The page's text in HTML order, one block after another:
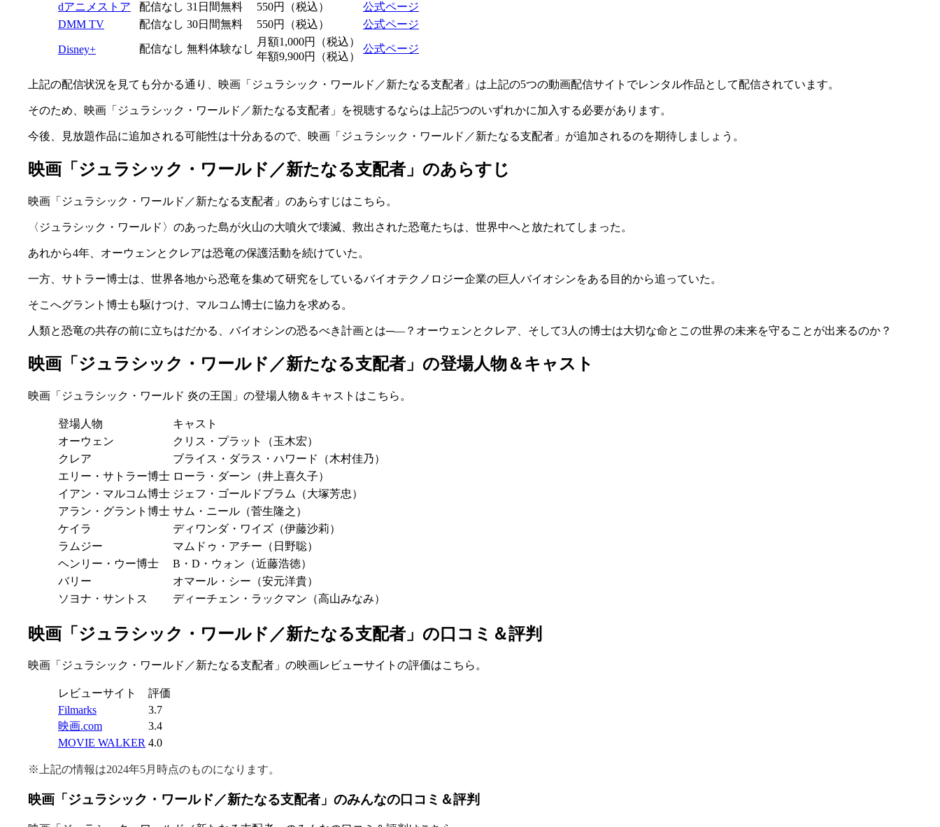
dアニメストア
配信なし 31日間無料 550円（税込）
公式ページ
DMM TV
配信なし 30日間無料 550円（税込） 公式ページ
Disney+ 配信なし 無料体験なし
月額1,000円（税込）
年額9,900円（税込）
公式ページ
上記の配信状況を見ても分かる通り、映画「ジュラシック・ワールド／新たなる支配者」は上記の5つの動画配信サイトでレンタル作品として配信されています。
そのため、映画「ジュラシック・ワールド／新たなる支配者」を視聴するならは上記5つのいずれかに加入する必要があります。
今後、見放題作品に追加される可能性は十分あるので、映画「ジュラシック・ワールド／新たなる支配者」が追加されるのを期待しましょう。
映画「ジュラシック・ワールド／新たなる支配者」のあらすじ
映画「ジュラシック・ワールド／新たなる支配者」のあらすじはこちら。
〈ジュラシック・ワールド〉のあった島が火山の大噴火で壊滅、救出された恐竜たちは、世界中へと放たれてしまった。
あれから4年、オーウェンとクレアは恐竜の保護活動を続けていた。
一方、サトラー博士は、世界各地から恐竜を集めて研究をしているバイオテクノロジー企業の巨人バイオシンをある目的から追っていた。
そこへグラント博士も駆けつけ、マルコム博士に協力を求める。
人類と恐竜の共存の前に立ちはだかる、バイオシンの恐るべき計画とは─―？オーウェンとクレア、そして3人の博士は大切な命とこの世界の未来を守ることが出来るのか？
映画「ジュラシック・ワールド／新たなる支配者」の登場人物＆キャスト
映画「ジュラシック・ワールド 炎の王国」の登場人物＆キャストはこちら。
登場人物
キャスト
オーウェン
クリス・プラット（玉木宏）
クレア
ブライス・ダラス・ハワード（木村佳乃）
エリー・サトラー博士 ローラ・ダーン（井上喜久子）
イアン・マルコム博士 ジェフ・ゴールドブラム（大塚芳忠）
アラン・グラント博士 サム・ニール（菅生隆之）
ケイラ
ディワンダ・ワイズ（伊藤沙莉）
ラムジー
マムドゥ・アチー（日野聡）
ヘンリー・ウー博士
B・D・ウォン（近藤浩徳）
バリー
オマール・シー（安元洋貴）
ソヨナ・サントス
ディーチェン・ラックマン（高山みなみ）
映画「ジュラシック・ワールド／新たなる支配者」の口コミ＆評判
映画「ジュラシック・ワールド／新たなる支配者」の映画レビューサイトの評価はこちら。
レビューサイト
評価
Filmarks
3.7
映画.com
3.4
MOVIE WALKER 4.0
※上記の情報は2024年5月時点のものになります。
映画「ジュラシック・ワールド／新たなる支配者」のみんなの口コミ＆評判